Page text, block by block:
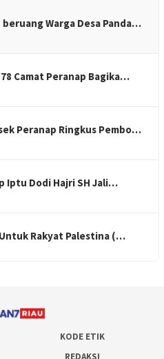
Warga Desa Panda…
Camat Peranap Bagika…
Peranap Ringkus Pembo…
Iptu Dodi Hajri SH Jali…
Rakyat Palestina (…
KODE ETIK
REDAKSI